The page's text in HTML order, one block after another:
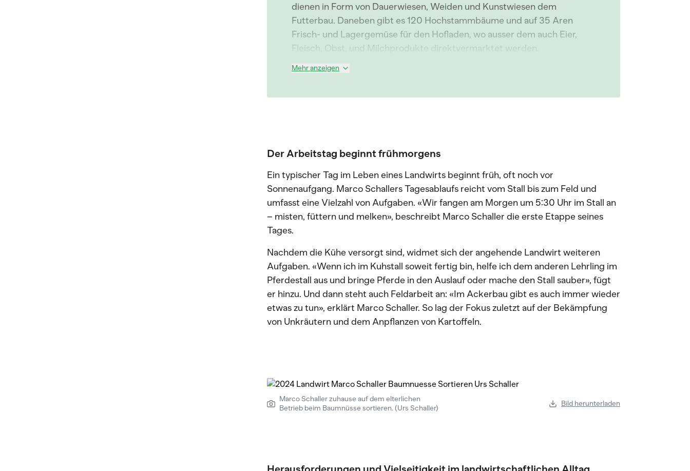
dienen in Form von Dauerwiesen, Weiden und Kunstwiesen dem
Futterbau. Daneben gibt es 120 Hochstammbäume und auf 35 Aren
Frisch- und Lagergemüse für den Hofladen, wo ausser dem auch Eier,
Fleisch, Obst, und Milchprodukte direktvermarktet werden.
Mehr anzeigen
Der Arbeitstag beginnt frühmorgens
Ein typischer Tag im Leben eines Landwirts beginnt früh, oft noch vor
Sonnenaufgang. Marco Schallers Tagesablaufs reicht vom Stall bis zum Feld und
umfasst eine Vielzahl von Aufgaben. «Wir fangen am Morgen um 5:30 Uhr im Stall an
– misten, füttern und melken», beschreibt Marco Schaller die erste Etappe seines
Tages.
Nachdem die Kühe versorgt sind, widmet sich der angehende Landwirt weiteren
Aufgaben. «Wenn ich im Kuhstall soweit fertig bin, helfe ich dem anderen Lehrling im
Pferdestall aus und bringe Pferde in den Auslauf oder mache den Stall sauber», fügt
er hinzu. Und dann steht auch Feldarbeit an: «Im Ackerbau gibt es auch immer wieder
etwas zu tun», erklärt Marco Schaller. So lag der Fokus zuletzt auf der Bekämpfung
von Unkräutern und dem Anpflanzen von Kartoffeln.
Marco Schaller zuhause auf dem elterlichen
Betrieb beim Baumnüsse sortieren. (Urs Schaller)
Bild herunterladen